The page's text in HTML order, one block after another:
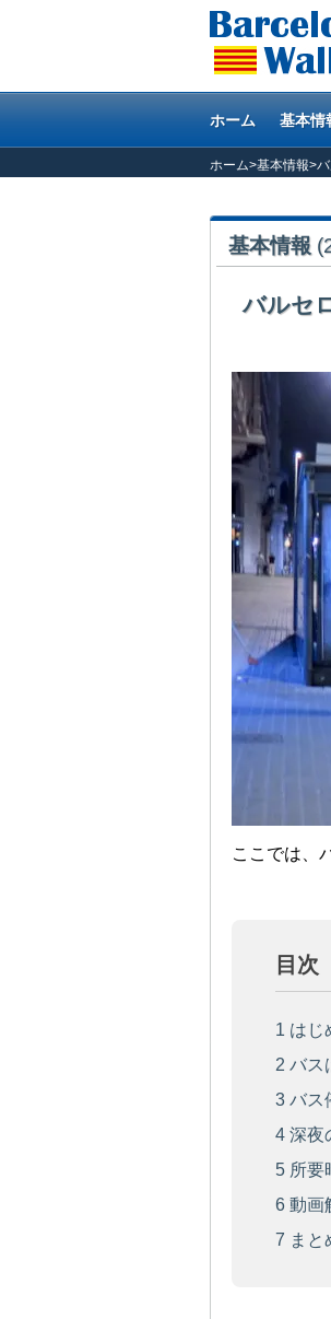
ホーム 基本情
ホーム>基本情報>
基本情報
バルセ
ここでは、
目次
1 はじ
2 バス
3 バス
4 深夜
5 所要
6 動画
7 まと